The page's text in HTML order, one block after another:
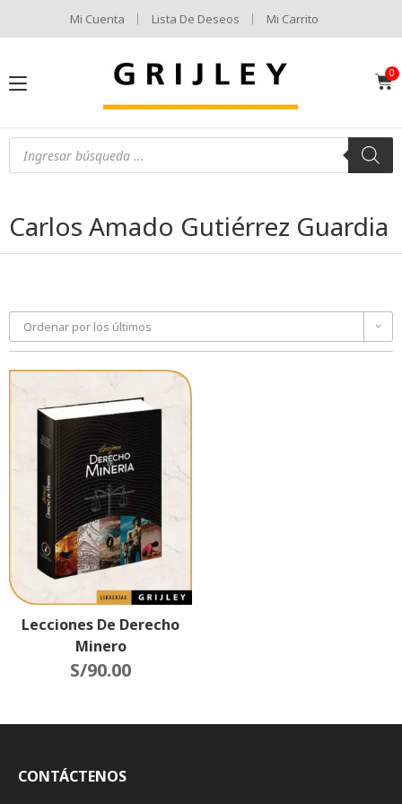
Mi Cuenta Lista De Deseos Mi Carrito
Carlos Amado Gutiérrez Guardia
Ordenar por los últimos
Lecciones De Derecho
Minero
S/90.00
CONTÁCTENOS